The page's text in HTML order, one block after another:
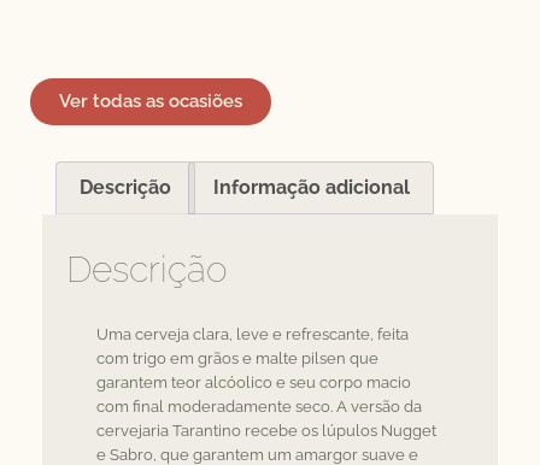
Ver todas as ocasiões
Descrição Informação adicional
Descrição
Uma cerveja clara, leve e refrescante, feita
com trigo em grãos e malte pilsen que
garantem teor alcóolico e seu corpo macio
com final moderadamente seco. A versão da
cervejaria Tarantino recebe os lúpulos Nugget
e Sabro, que garantem um amargor suave e